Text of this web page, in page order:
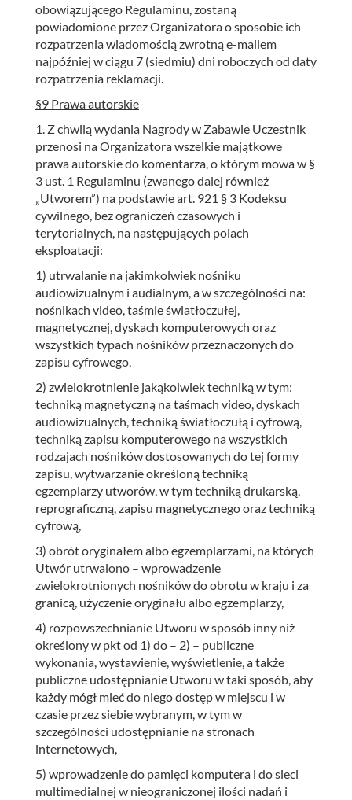
obowiązującego Regulaminu, zostaną
powiadomione przez Organizatora o sposobie ich
rozpatrzenia wiadomością zwrotną e-mailem
najpóźniej w ciągu 7 (siedmiu) dni roboczych od daty
rozpatrzenia reklamacji.
§9 Prawa autorskie
1. Z chwilą wydania Nagrody w Zabawie Uczestnik
przenosi na Organizatora wszelkie majątkowe
prawa autorskie do komentarza, o którym mowa w §
3 ust. 1 Regulaminu (zwanego dalej również
„Utworem”) na podstawie art. 921 § 3 Kodeksu
cywilnego, bez ograniczeń czasowych i
terytorialnych, na następujących polach
eksploatacji:
1) utrwalanie na jakimkolwiek nośniku
audiowizualnym i audialnym, a w szczególności na:
nośnikach video, taśmie światłoczułej,
magnetycznej, dyskach komputerowych oraz
wszystkich typach nośników przeznaczonych do
zapisu cyfrowego,
2) zwielokrotnienie jakąkolwiek techniką w tym:
techniką magnetyczną na taśmach video, dyskach
audiowizualnych, techniką światłoczułą i cyfrową,
techniką zapisu komputerowego na wszystkich
rodzajach nośników dostosowanych do tej formy
zapisu, wytwarzanie określoną techniką
egzemplarzy utworów, w tym techniką drukarską,
reprograficzną, zapisu magnetycznego oraz techniką
cyfrową,
3) obrót oryginałem albo egzemplarzami, na których
Utwór utrwalono – wprowadzenie
zwielokrotnionych nośników do obrotu w kraju i za
granicą, użyczenie oryginału albo egzemplarzy,
4) rozpowszechnianie Utworu w sposób inny niż
określony w pkt od 1) do – 2) – publiczne
wykonania, wystawienie, wyświetlenie, a także
publiczne udostępnianie Utworu w taki sposób, aby
każdy mógł mieć do niego dostęp w miejscu i w
czasie przez siebie wybranym, w tym w
szczególności udostępnianie na stronach
internetowych,
5) wprowadzenie do pamięci komputera i do sieci
multimedialnej w nieograniczonej ilości nadań i